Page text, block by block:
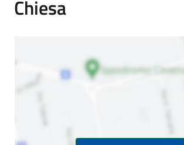
Chiesa